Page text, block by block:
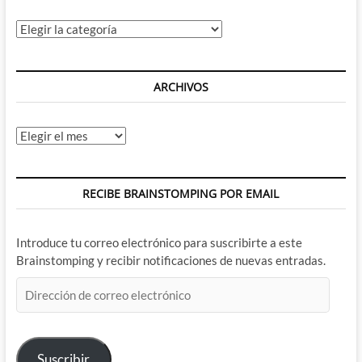
Categorías
ARCHIVOS
Archivos
RECIBE BRAINSTOMPING POR EMAIL
Introduce tu correo electrónico para suscribirte a este
Brainstomping y recibir notificaciones de nuevas entradas.
de
electrónico